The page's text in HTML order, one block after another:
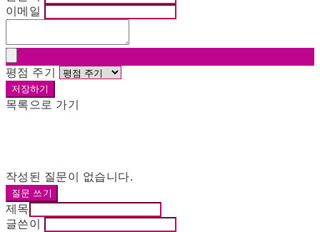
이메일
평점 주기
저장하기
목록으로 가기
작성된 질문이 없습니다.
질문 쓰기
제목
글쓴이